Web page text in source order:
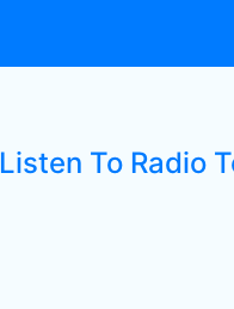
Listen To Radio